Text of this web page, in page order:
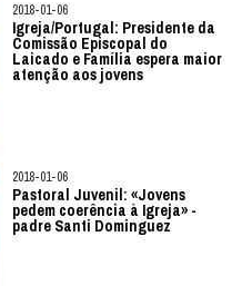
2018-01-06
Igreja/Portugal: Presidente da
Comissão Episcopal do
Laicado e Família espera maior
atenção aos jovens
2018-01-06
Pastoral Juvenil: «Jovens
pedem coerência à Igreja» -
padre Santi Dominguez